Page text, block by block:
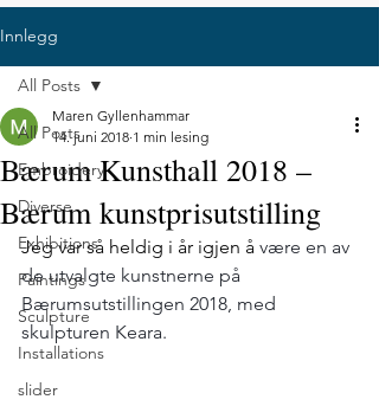
Innlegg
All Posts
Embroidery
Diverse
Exhibitions
Paintings
Sculpture
Installations
slider
All Posts
Bærum Kunsthall 2018 –
Bærum kunstprisutstilling
Maren Gyllenhammar
14. juni 2018 1 min lesing
Jeg var så heldig i år igjen å være en av
de utvalgte kunstnerne på
Bærumsutstillingen 2018, med
skulpturen Keara.